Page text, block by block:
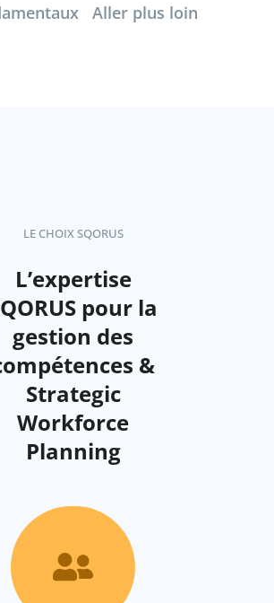
Aller plus loin
LE CHOIX SQORUS
L’expertise
pour la
gestion des
&
Strategic
Workforce
Planning
